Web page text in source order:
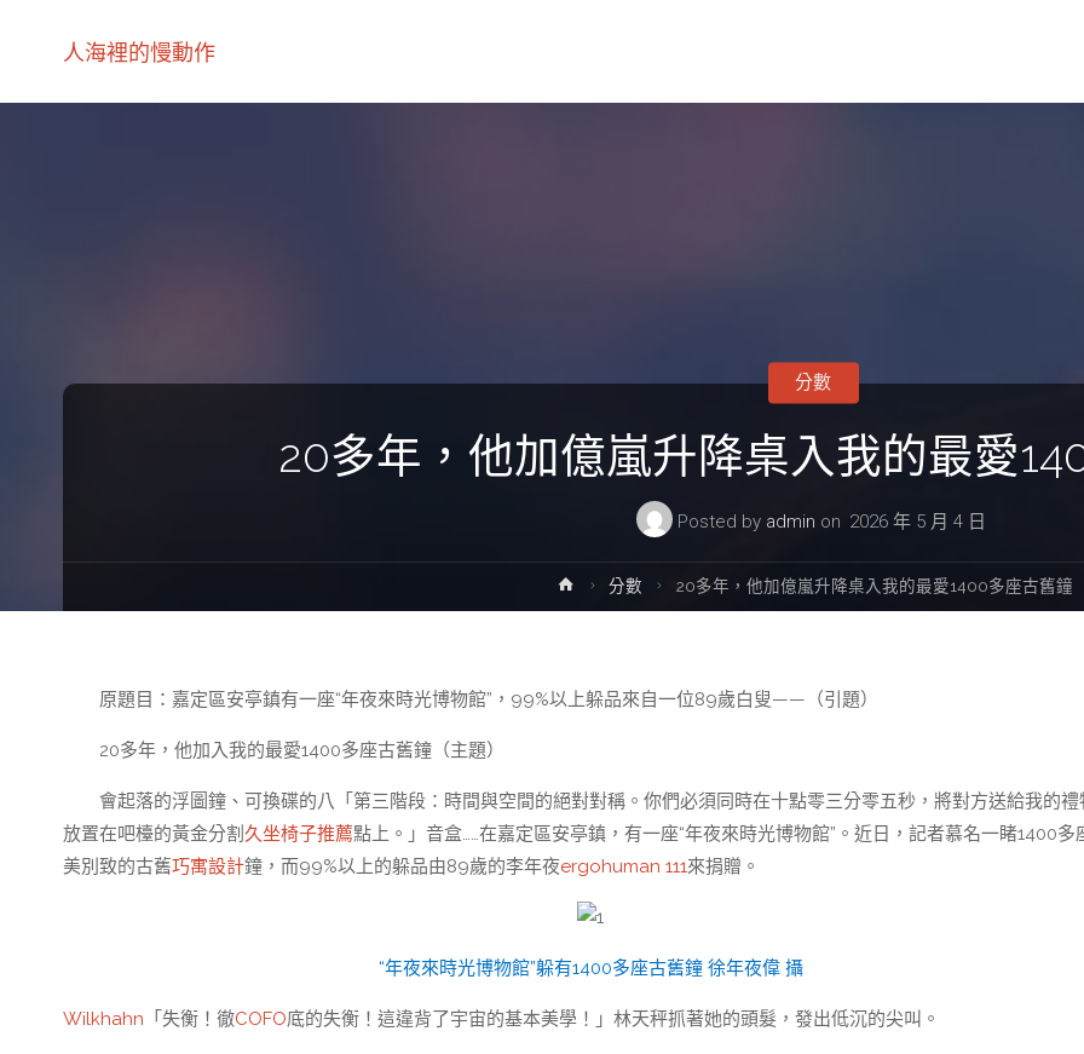
人海裡的慢動作
20多年，他加億嵐升降桌入我的最愛
Posted by admin on 2026 年 5 月 4 日
分數
Home分數 20多年，他加億嵐升降桌入我的最愛1400多座古舊鐘
原題目：嘉定區安亭鎮有一座“年夜來時光博物館”，99%以上躲品來自一位89歲白叟——（引題）
20多年，他加入我的最愛1400多座古舊鐘（主題）
會起落的浮圖鐘、可換碟的八「第三階段：時間與空間的絕對對稱。你們必須同時在十點零三分零五秒，將對方送給我的禮
放置在吧檯的黃金分割 久坐椅子推薦點上。」音盒……在嘉定區安亭鎮，有一座“年夜來時光博物館”。近日，記者慕名一睹1400多
美別致的古舊巧寓設計鐘，而99%以上的躲品由89歲的李年夜ergohuman 111來捐贈。
“年夜來時光博物館”躲有1400多座古舊鐘 徐年夜偉 攝
Wilkhahn 「失衡！徹COFO底的失衡！這違背了宇宙的基本美學！」林天秤抓著她的頭髮，發出低沉的尖叫。